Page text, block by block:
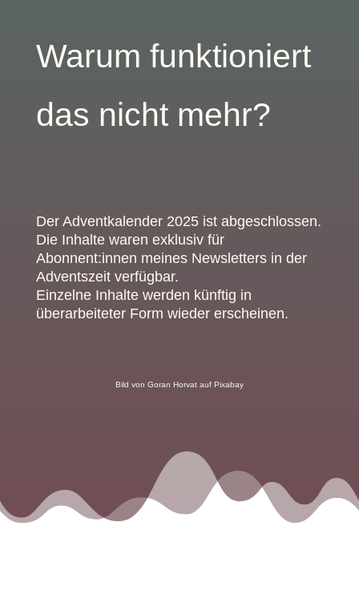
Warum funktioniert
das nicht mehr?
Der Adventkalender 2025 ist abgeschlossen.
Die Inhalte waren exklusiv für
Abonnent:innen meines Newsletters in der
Adventszeit verfügbar.
Einzelne Inhalte werden künftig in
überarbeiteter Form wieder erscheinen.
Bild von Goran Horvat auf Pixabay